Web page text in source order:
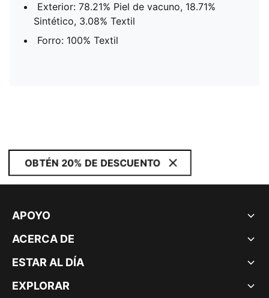
Exterior: 78.21% Piel de vacuno, 18.71%
Sintético, 3.08% Textil
Forro: 100% Textil
OBTÉN 20% DE DESCUENTO
APOYO
ACERCA DE
ESTAR AL DÍA
EXPLORAR